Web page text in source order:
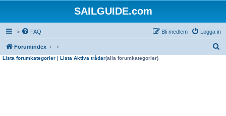
SAILGUIDE.com
> FAQ Logga in
Bli medlem
Forumindex
Lista forumkategorier | Lista Aktiva trådar(alla forumkategorier)